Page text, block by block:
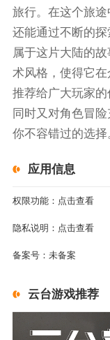
旅行。在这个旅途
还能通过不断的
属于这片大陆的
术风格，使得它
推荐给广大玩家的
同时又对角色冒
你不容错过的选择
应用信息
权限功能： 点击查看
隐私说明： 点击查看
备案号： 未备案
云台游戏推荐